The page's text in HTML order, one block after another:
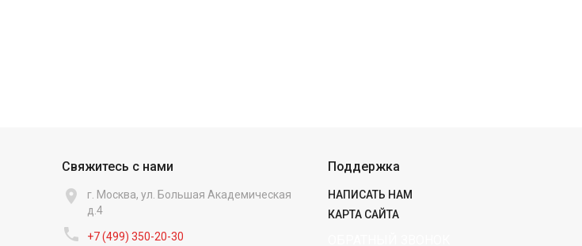
Свяжитесь с нами

г. Москва, ул. Большая Академическая
д.4
 +7 (499) 350-20-30
Поддержка
НАПИСАТЬ НАМ
КАРТА САЙТА